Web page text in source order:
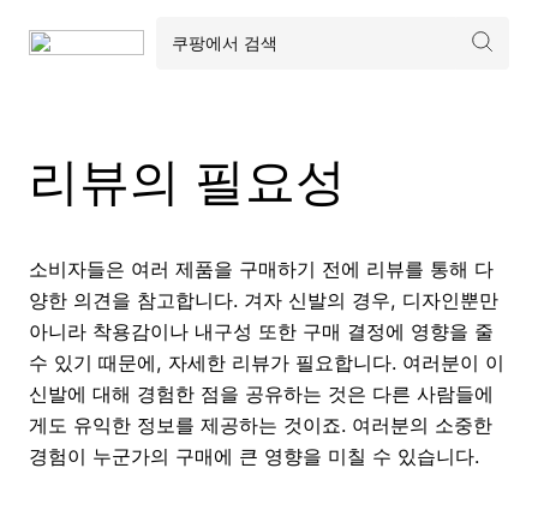
리뷰의 필요성
소비자들은 여러 제품을 구매하기 전에 리뷰를 통해 다
양한 의견을 참고합니다. 겨자 신발의 경우, 디자인뿐만
아니라 착용감이나 내구성 또한 구매 결정에 영향을 줄
수 있기 때문에, 자세한 리뷰가 필요합니다. 여러분이 이
신발에 대해 경험한 점을 공유하는 것은 다른 사람들에
게도 유익한 정보를 제공하는 것이죠. 여러분의 소중한
경험이 누군가의 구매에 큰 영향을 미칠 수 있습니다.